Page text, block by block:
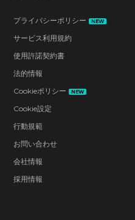
プライバシーポリシー NEW
サービス利用規約
使用許諾契約書
法的情報
Cookieポリシー
NEW
Cookie設定
行動規範
お問い合わせ
会社情報
採用情報